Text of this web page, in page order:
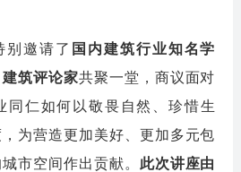
别邀请了 国内建筑行业知名学
筑评论家共聚一堂，商议面对
同仁如何以敬畏自然、珍惜生
为营造更加美好、更加多元包
市空间作出贡献。 此次讲座由